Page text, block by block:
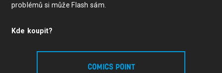
problémů si může Flash sám.
Kde koupit?
COMICS POINT